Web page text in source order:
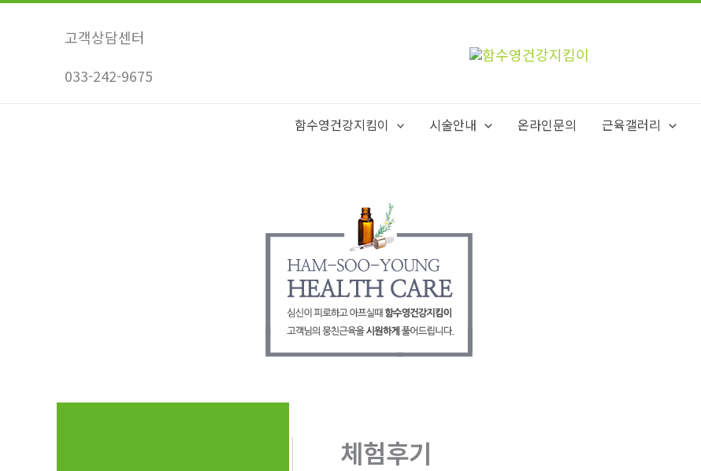
콘
고객상담센터
033-242-9675
함수영건강지킴이 시술안내 온라인문의 근육갤러리
체험후기